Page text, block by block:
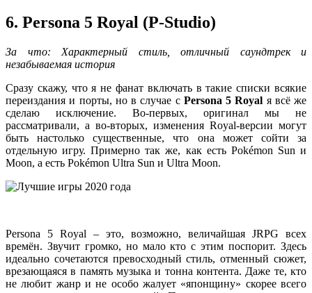
6. Persona 5 Royal (P-Studio)
За что: Характерный стиль, отличный саундтрек и
незабываемая история
Сразу скажу, что я не фанат включать в такие списки всякие
переиздания и порты, но в случае с Persona 5 Royal я всё же
сделаю исключение. Во-первых, оригинал мы не
рассматривали, а во-вторых, изменения Royal-версии могут
быть настолько существенные, что она может сойти за
отдельную игру. Примерно так же, как есть Pokémon Sun и
Moon, а есть Pokémon Ultra Sun и Ultra Moon.
Persona 5 Royal – это, возможно, величайшая JRPG всех
времён. Звучит громко, но мало кто с этим поспорит. Здесь
идеально сочетаются превосходный стиль, отменный сюжет,
врезающаяся в память музыка и тонна контента. Даже те, кто
не любит жанр и не особо жалует «японщину» скорее всего